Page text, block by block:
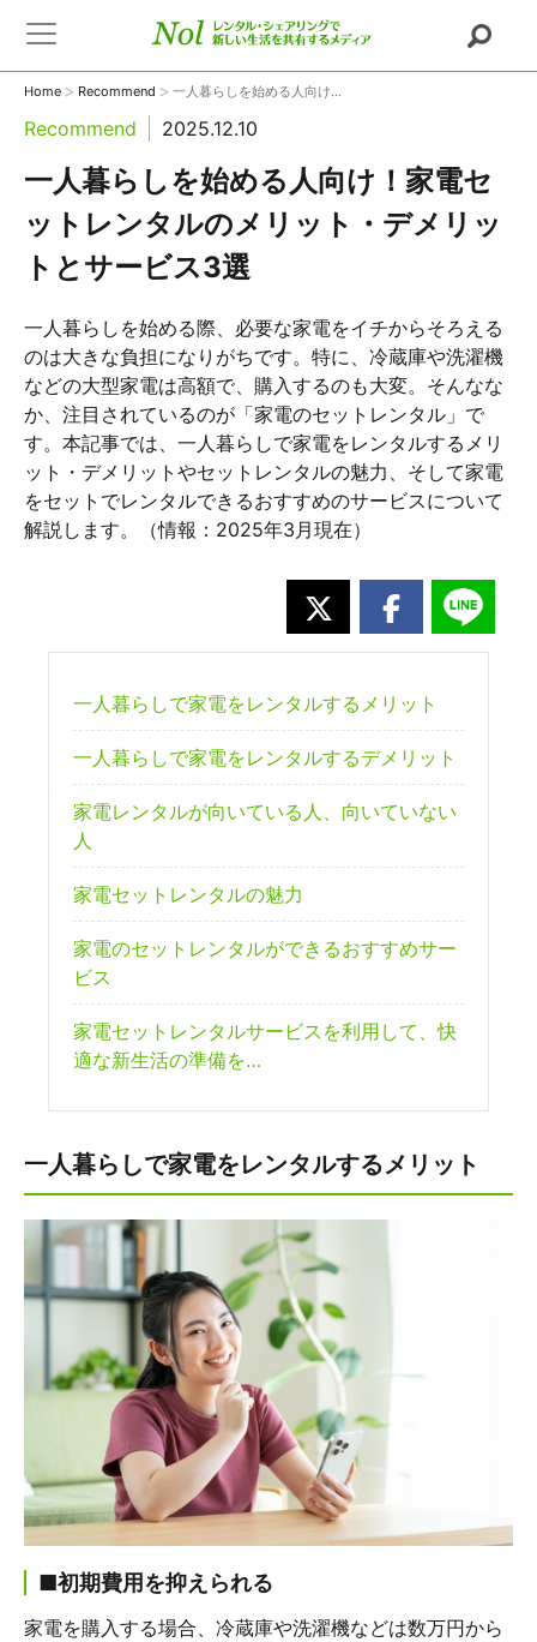
Home > Recommend > 一人暮らしを始める人向け...
Recommend 2025.12.10
一人暮らしを始める人向け！家電セ
ットレンタルのメリット・デメリッ
トとサービス3選
一人暮らしを始める際、必要な家電をイチからそろえる
のは大きな負担になりがちです。特に、冷蔵庫や洗濯機
などの大型家電は高額で、購入するのも大変。そんなな
か、注目されているのが「家電のセットレンタル」で
す。本記事では、一人暮らしで家電をレンタルするメリ
ット・デメリットやセットレンタルの魅力、そして家電
をセットでレンタルできるおすすめのサービスについて
解説します。（情報：2025年3月現在）
一人暮らしで家電をレンタルするメリット
一人暮らしで家電をレンタルするデメリット
家電レンタルが向いている人、向いていない
人
家電セットレンタルの魅力
家電のセットレンタルができるおすすめサー
ビス
家電セットレンタルサービスを利用して、快
適な新生活の準備を…
一人暮らしで家電をレンタルするメリット
■初期費用を抑えられる
家電を購入する場合、冷蔵庫や洗濯機などは数万円から